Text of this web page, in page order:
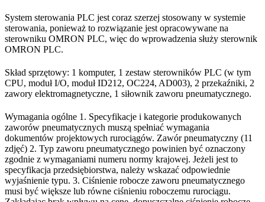
System sterowania PLC jest coraz szerzej stosowany w systemie
sterowania, ponieważ to rozwiązanie jest opracowywane na
sterowniku OMRON PLC, więc do wprowadzenia służy sterownik
OMRON PLC.
Skład sprzętowy: 1 komputer, 1 zestaw sterowników PLC (w tym
CPU, moduł I/O, moduł ID212, OC224, AD003), 2 przekaźniki, 2
zawory elektromagnetyczne, 1 siłownik zaworu pneumatycznego.
Wymagania ogólne 1. Specyfikacje i kategorie produkowanych
zaworów pneumatycznych muszą spełniać wymagania
dokumentów projektowych rurociągów. Zawór pneumatyczny (11
zdjęć) 2. Typ zaworu pneumatycznego powinien być oznaczony
zgodnie z wymaganiami numeru normy krajowej. Jeżeli jest to
specyfikacja przedsiębiorstwa, należy wskazać odpowiednie
wyjaśnienie typu. 3. Ciśnienie robocze zaworu pneumatycznego
musi być większe lub równe ciśnieniu roboczemu rurociągu.